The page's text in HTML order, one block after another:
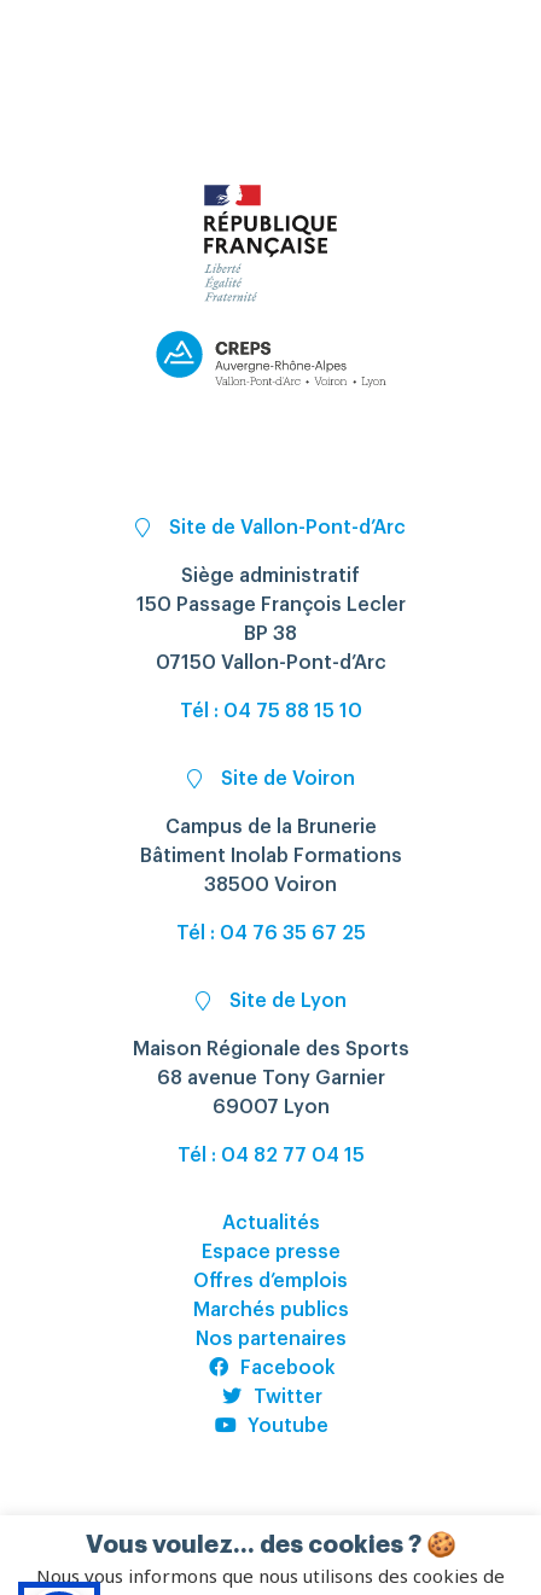
Site de Vallon-Pont-d’Arc
Siège administratif
150 Passage François Lecler
BP 38
07150 Vallon-Pont-d’Arc
Tél : 04 75 88 15 10
Site de Voiron
Campus de la Brunerie
Bâtiment Inolab Formations
38500 Voiron
Tél : 04 76 35 67 25
Site de Lyon
Maison Régionale des Sports
68 avenue Tony Garnier
69007 Lyon
Tél : 04 82 77 04 15
Actualités
Espace presse
Offres d’emplois
Marchés publics
Nos partenaires
Facebook
Twitter
Youtube
©CREPS Auvergne-Rhône-Alpes 2026–
Pilot’in
Vous voulez... des cookies ? 🍪
Nous vous informons que nous utilisons des cookies de